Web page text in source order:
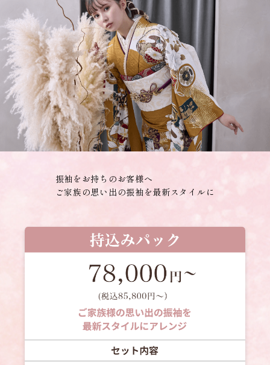
振袖をお持ちのお客様へ
ご家族の思い出の振袖を最新スタイルに